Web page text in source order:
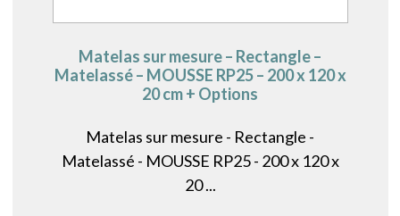
Matelas sur mesure – Rectangle –
Matelassé – MOUSSE RP25 – 200 x 120 x
20 cm + Options
Matelas sur mesure - Rectangle -
Matelassé - MOUSSE RP25 - 200 x 120 x
20 ...